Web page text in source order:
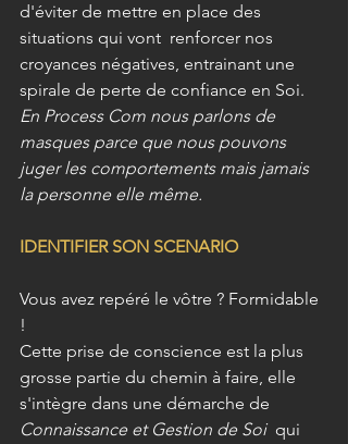
d'éviter de mettre en place des
situations qui vont  renforcer nos
croyances négatives, entrainant une
spirale de perte de confiance en Soi.
En Process Com nous parlons de
masques parce que nous pouvons
juger les comportements mais jamais
la personne elle même.
IDENTIFIER SON SCENARIO
Vous avez repéré le vôtre ? Formidable
!
Cette prise de conscience est la plus
grosse partie du chemin à faire, elle
s'intègre dans une démarche de
Connaissance et Gestion de Soi qui